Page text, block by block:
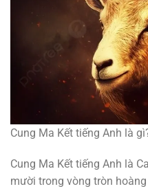
Cung Ma Kết tiếng Anh là
Cung Ma Kết tiếng Anh là
mười trong vòng tròn